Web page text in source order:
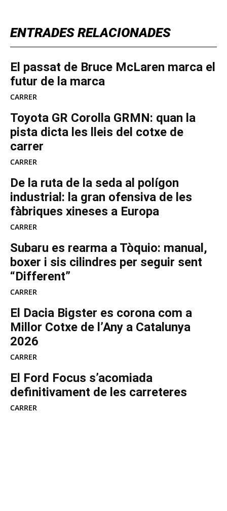
ENTRADES RELACIONADES
El passat de Bruce McLaren marca el
futur de la marca
CARRER
Toyota GR Corolla GRMN: quan la
pista dicta les lleis del cotxe de
carrer
CARRER
De la ruta de la seda al polígon
industrial: la gran ofensiva de les
fàbriques xineses a Europa
CARRER
Subaru es rearma a Tòquio: manual,
boxer i sis cilindres per seguir sent
“Different”
CARRER
El Dacia Bigster es corona com a
Millor Cotxe de l’Any a Catalunya
2026
CARRER
El Ford Focus s’acomiada
definitivament de les carreteres
CARRER